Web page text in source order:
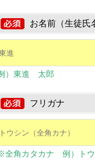
お名前（生徒氏
）東進 太郎
フリガナ
全角カタカナ 例）ト